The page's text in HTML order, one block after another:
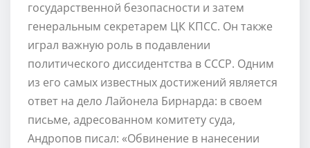
государственной безопасности и затем
генеральным секретарем ЦК КПСС. Он также
играл важную роль в подавлении
политического диссидентства в СССР. Одним
из его самых известных достижений является
ответ на дело Лайонела Бирнарда: в своем
письме, адресованном комитету суда,
Андропов писал: «Обвинение в нанесении